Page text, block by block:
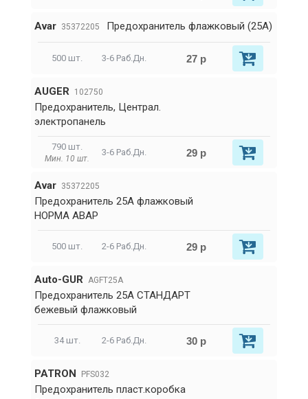
Avar 35372205 Предохранитель флажковый (25А)
500 шт. 3-6 Раб.Дн. 27 р
AUGER 102750
Предохранитель, Централ.
электропанель
790 шт.
Мин. 10 шт.
3-6 Раб.Дн. 29 р
Avar 35372205
Предохранитель 25А флажковый
НОРМА АВАР
500 шт. 2-6 Раб.Дн. 29 р
Auto-GUR AGFT25A
Предохранитель 25A СТАНДАРТ
бежевый флажковый
34 шт. 2-6 Раб.Дн. 30 р
PATRON PFS032
Предохранитель пласт.коробка